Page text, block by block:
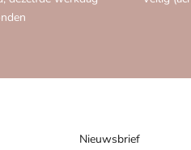
Nieuwsbrief